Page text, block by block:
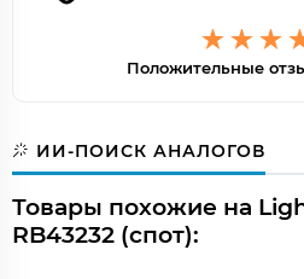
Положительные
ИИ-ПОИСК АНАЛОГОВ
Товары похожие на
RB43232 (спот):